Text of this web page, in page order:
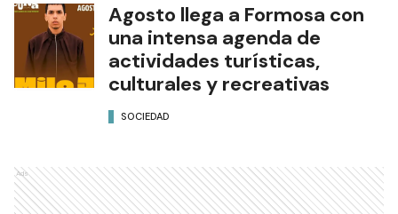
Agosto llega a Formosa con
una intensa agenda de
actividades turísticas,
culturales y recreativas
SOCIEDAD
Ads